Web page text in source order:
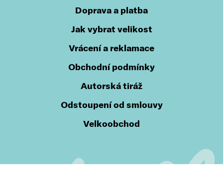
Doprava a platba
Jak vybrat velikost
Vrácení a reklamace
Obchodní podmínky
Autorská tiráž
Odstoupení od smlouvy
Velkoobchod